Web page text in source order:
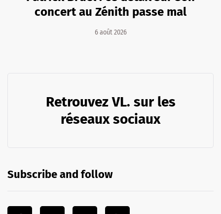
concert au Zénith passe mal
6 août 2026
Retrouvez VL. sur les
réseaux sociaux
Subscribe and follow